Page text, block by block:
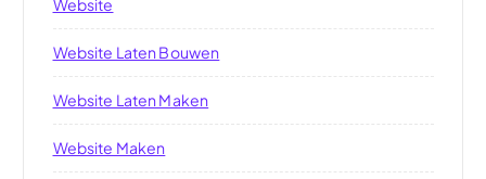
Website
Website Laten Bouwen
Website Laten Maken
Website Maken